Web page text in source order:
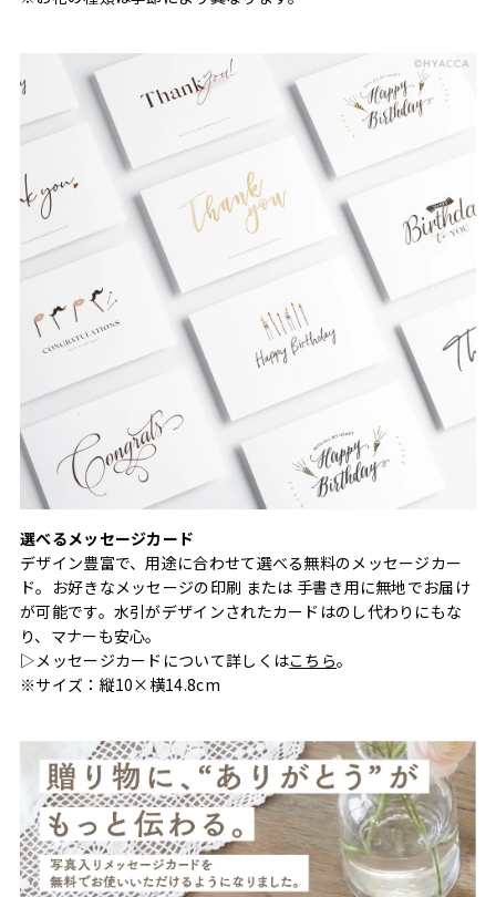
選べるメッセージカード
デザイン豊富で、用途に合わせて選べる無料のメッセージカー
ド。お好きなメッセージの印刷 または 手書き用に無地でお届け
が可能です。水引がデザインされたカードはのし代わりにもな
り、マナーも安心。
▷メッセージカードについて詳しくはこちら。
※サイズ：縦10×横14.8cm